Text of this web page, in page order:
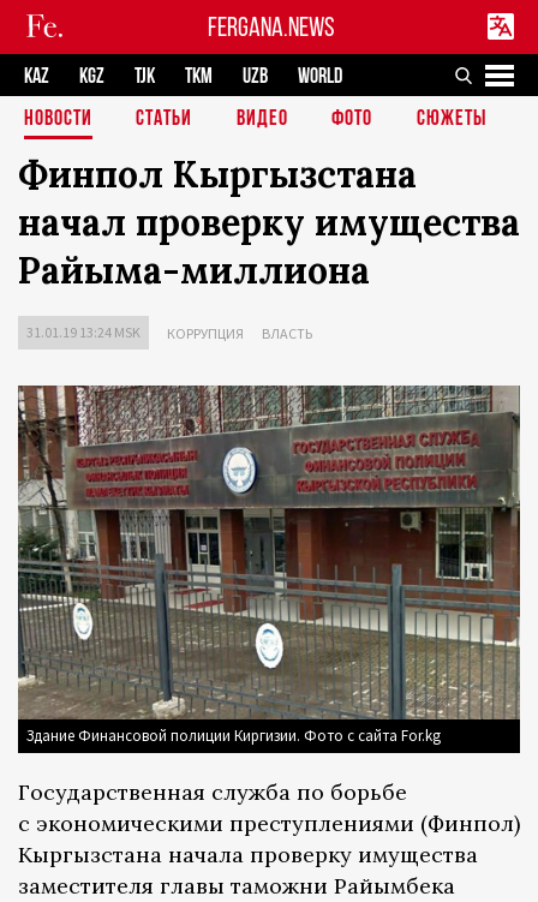
FERGANA.NEWS
KAZ KGZ TJK TKM UZB
WORLD
НОВОСТИ
СТАТЬИ ВИДЕО ФОТО СЮЖЕТЫ
Финпол Кыргызстана
начал проверку имущества
Райыма-миллиона
31.01.19 13:24 MSK КОРРУПЦИЯ ВЛАСТЬ
Здание Финансовой полиции Киргизии. Фото с сайта For.kg
Государственная служба по борьбе
с экономическими преступлениями (Финпол)
Кыргызстана начала проверку имущества
заместителя главы таможни Райымбека